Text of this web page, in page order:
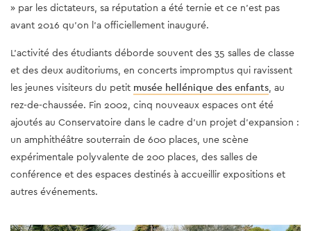
» par les dictateurs, sa réputation a été ternie et ce n'est pas
avant 2016 qu'on l'a officiellement inauguré.
L'activité des étudiants déborde souvent des 35 salles de classe
et des deux auditoriums, en concerts impromptus qui ravissent
les jeunes visiteurs du petit musée hellénique des enfants, au
rez-de-chaussée. Fin 2002, cinq nouveaux espaces ont été
ajoutés au Conservatoire dans le cadre d'un projet d'expansion :
un amphithéâtre souterrain de 600 places, une scène
expérimentale polyvalente de 200 places, des salles de
conférence et des espaces destinés à accueillir expositions et
autres événements.